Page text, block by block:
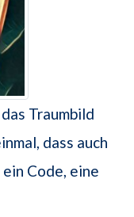
Traumbild
dass auch
Code, eine